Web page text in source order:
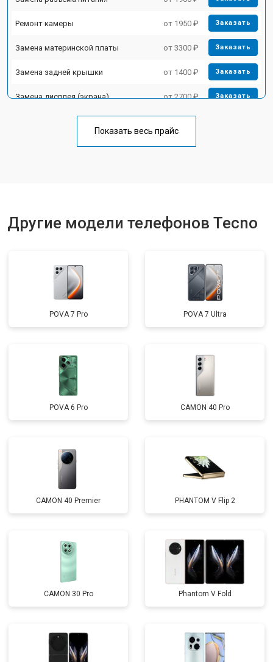
Ремонт камеры от 1950 ₽ Заказать
Замена материнской платы от 3300 ₽ Заказать
Замена задней крышки от 1400 ₽ Заказать
Замена дисплея (экрана) от 2700 ₽ Заказать
Замена кнопки включения от 1750 ₽
Показать весь прайс
Другие модели телефонов Tecno
POVA 7 Pro POVA 7 Ultra
POVA 6 Pro CAMON 40 Pro
CAMON 40 Premier PHANTOM V Flip 2
CAMON 30 Pro Phantom V Fold